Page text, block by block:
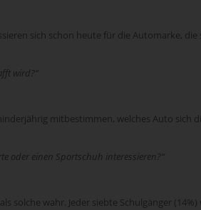
sich schon heute für die Automarke,
wird?“
mitbestimmen, welches Auto sich
oder einen Sportschuh interessieren?“
solche wahr. Jeder siebte Schulgänger (14%)